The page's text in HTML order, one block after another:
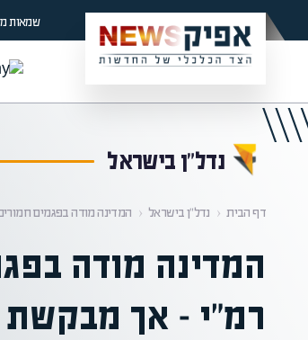
שמאות
נדל”ן בישראל
דף הבית ‹ נדל”ן בישראל ‹ המדינה מודה בפגמים
המדינה מודה
רמ"י – אך מבקשת